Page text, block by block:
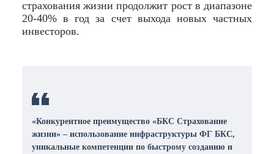
страхования жизни продолжит рост в диапазоне
20-40% в год за счет выхода новых частных
инвесторов.
«Конкурентное преимущество «БКС Страхование
жизни» – использование инфраструктуры ФГ БКС,
уникальные компетенции по быстрому созданию и